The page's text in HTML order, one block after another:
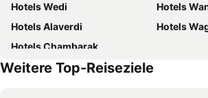
Hotels Wedi
Hotels
Hotels Alaverdi
Hotels
Hotels Chambarak
Weitere Top-Reiseziele